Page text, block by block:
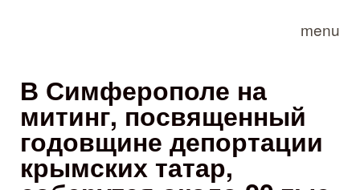
menu
В Симферополе на
митинг, посвященный
годовщине депортации
крымских татар,